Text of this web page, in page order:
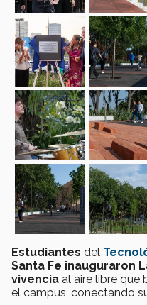
Estudiantes del
Santa Fe inauguraron
vivencia al aire libre que
el campus, conectando